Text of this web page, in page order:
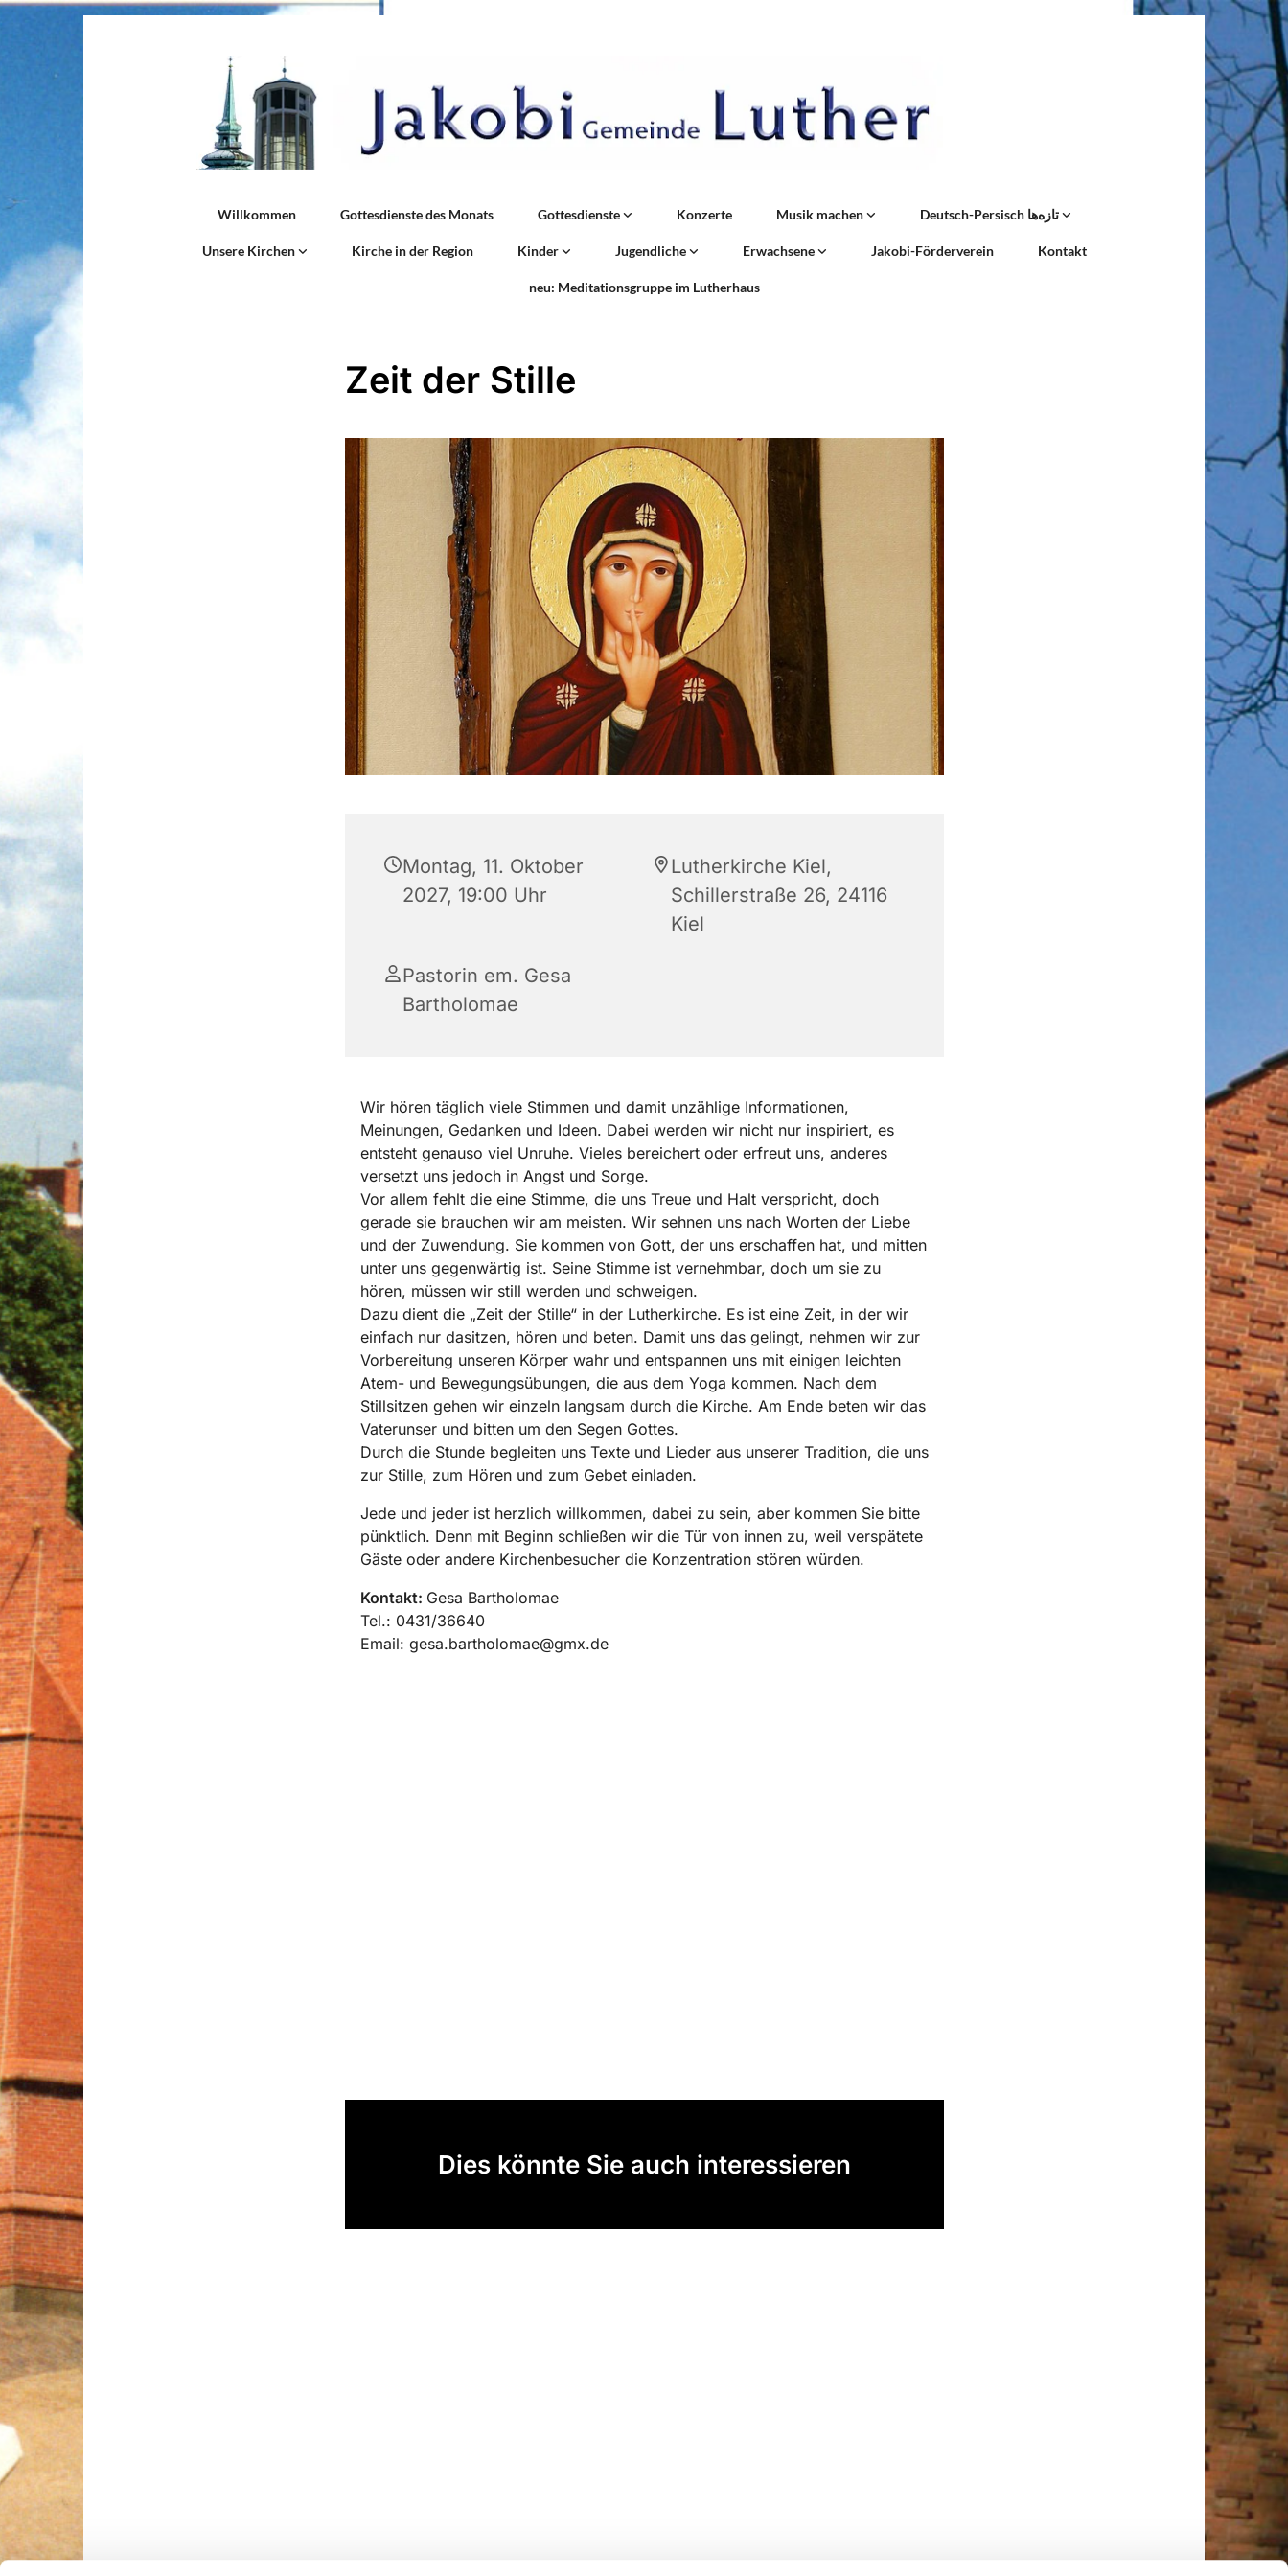
Willkommen Gottesdienste des Monats Gottesdienste Konzerte Musik machen Deutsch-Persisch تازه‌ها
Unsere Kirchen Kirche in der Region Kinder Jugendliche Erwachsene Jakobi-Förderverein Kontakt
neu: Meditationsgruppe im Lutherhaus
Zeit der Stille
Montag, 11. Oktober
2027, 19:00 Uhr
Lutherkirche Kiel,
Schillerstraße 26, 24116
Kiel
Pastorin em. Gesa
Bartholomae
Wir hören täglich viele Stimmen und damit unzählige Informationen,
Meinungen, Gedanken und Ideen. Dabei werden wir nicht nur inspiriert, es
entsteht genauso viel Unruhe. Vieles bereichert oder erfreut uns, anderes
versetzt uns jedoch in Angst und Sorge.
Vor allem fehlt die eine Stimme, die uns Treue und Halt verspricht, doch
gerade sie brauchen wir am meisten. Wir sehnen uns nach Worten der Liebe
und der Zuwendung. Sie kommen von Gott, der uns erschaffen hat, und mitten
unter uns gegenwärtig ist. Seine Stimme ist vernehmbar, doch um sie zu
hören, müssen wir still werden und schweigen.
Dazu dient die „Zeit der Stille“ in der Lutherkirche. Es ist eine Zeit, in der wir
einfach nur dasitzen, hören und beten. Damit uns das gelingt, nehmen wir zur
Vorbereitung unseren Körper wahr und entspannen uns mit einigen leichten
Atem- und Bewegungsübungen, die aus dem Yoga kommen. Nach dem
Stillsitzen gehen wir einzeln langsam durch die Kirche. Am Ende beten wir das
Vaterunser und bitten um den Segen Gottes.
Durch die Stunde begleiten uns Texte und Lieder aus unserer Tradition, die uns
zur Stille, zum Hören und zum Gebet einladen.
Jede und jeder ist herzlich willkommen, dabei zu sein, aber kommen Sie bitte
pünktlich. Denn mit Beginn schließen wir die Tür von innen zu, weil verspätete
Gäste oder andere Kirchenbesucher die Konzentration stören würden.
Kontakt: Gesa Bartholomae
Tel.: 0431/36640
Email: gesa.bartholomae@gmx.de
Dies könnte Sie auch interessieren